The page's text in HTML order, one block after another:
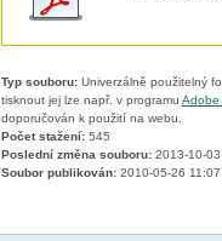
Typ souboru:Univerzálně použitelný
tisknout jej lze např. v programu Adobe
doporučován k použití na webu.
Počet stažení:545
Poslední změna souboru:2013-10-03
Soubor publikován:2010-05-26